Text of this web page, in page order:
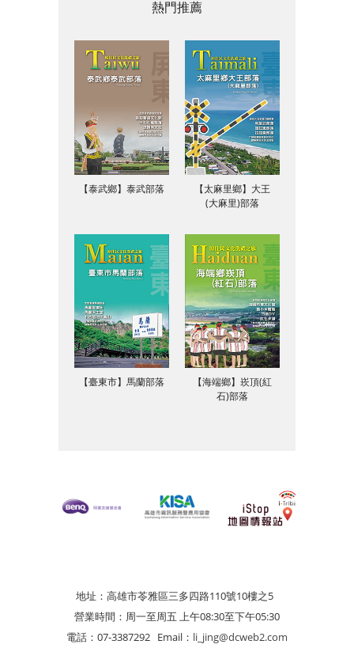
熱門推薦
【泰武鄉】泰武部落
【太麻里鄉】大王
(大麻里)部落
【臺東市】馬蘭部落
【海端鄉】崁頂(紅
石)部落
地址：高雄市苓雅區三多四路110號10樓之5
營業時間：周一至周五 上午08:30至下午05:30
電話：07-3387292 Email： li_jing@dcweb2.com